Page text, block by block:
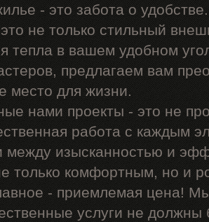
- это забота о
не только стильный
тепла в вашем удобном
предлагаем вам
место для жизни.
нами проекты - это не
работа с каждым
между изысканностью и
только комфортным, но и
- приемлемая цена!
услуги не